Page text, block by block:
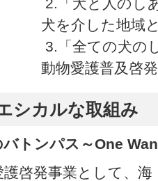
犬を介した地域
3.「全ての犬の
動物愛護普及啓
シカルな取組み
トンパス～One
啓発事業として、